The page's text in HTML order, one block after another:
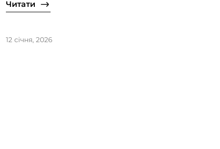
Читати
12 січня, 2026